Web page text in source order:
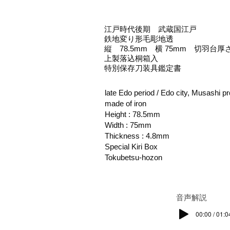
江戸時代後期 武蔵国江戸
鉄地変り形毛彫地透
縦 78.5mm 横 75mm 切羽台厚
上製落込桐箱入
特別保存刀装具鑑定書
late Edo period / Edo city, Musashi
made of iron
Height : 78.5mm
Width : 75mm
Thickness : 4.8mm
Special Kiri Box
Tokubetsu-hozon
​音声解説
00:00 /